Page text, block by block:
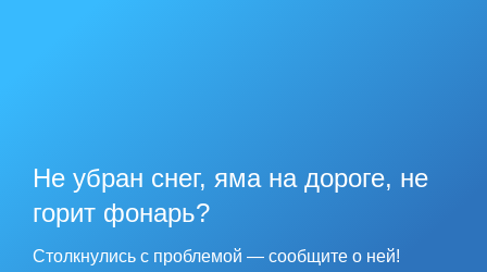
Не убран снег, яма на дороге, не
горит фонарь?
Столкнулись с проблемой — сообщите о ней!